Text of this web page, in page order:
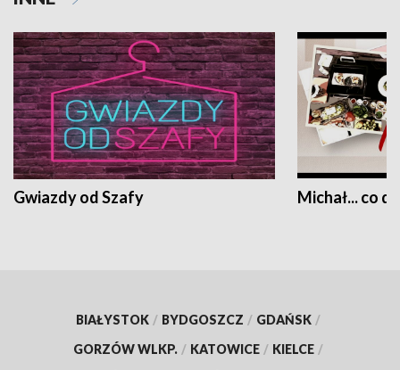
Gwiazdy od Szafy Michał... co
BIAŁYSTOK / BYDGOSZCZ / GDAŃSK /
GORZÓW WLKP. / KATOWICE / KIELCE /